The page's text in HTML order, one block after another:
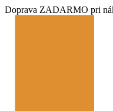
Doprava ZADARMO pri